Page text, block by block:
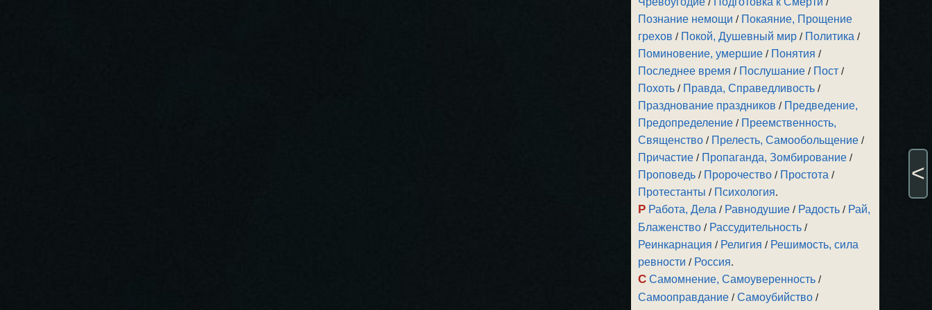
Познание немощи / Покаяние, Прощение
грехов / Покой, Душевный мир / Политика /
Поминовение, умершие / Понятия /
Последнее время / Послушание / Пост /
Похоть / Правда, Справедливость /
Празднование праздников / Предведение,
Предопределение / Преемственность,
Священство / Прелесть, Самообольщение /
Причастие / Пропаганда, Зомбирование /
Проповедь / Пророчество / Простота /
Протестанты / Психология.
Р Работа, Дела / Равнодушие / Радость / Рай,
Блаженство / Рассудительность /
Реинкарнация / Религия / Решимость, сила
ревности / Россия.
С Самомнение, Самоуверенность /
Самооправдание /Самоубийство /
<